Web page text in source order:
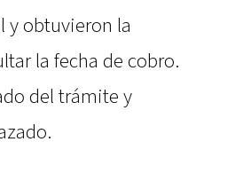
y obtuvieron la
la fecha de cobro.
del trámite y